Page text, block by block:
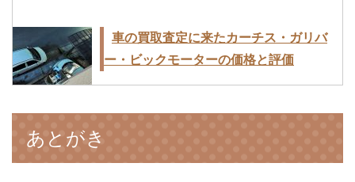
車の買取査定に来たカーチス・ガリバ
ー・ビックモーターの価格と評価
あとがき